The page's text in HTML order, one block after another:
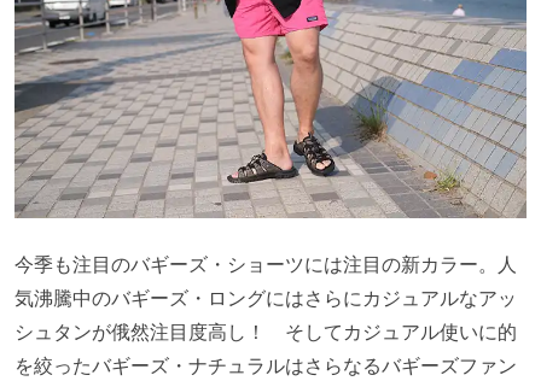
今季も注目のバギーズ・ショーツには注目の新カラー。人
気沸騰中のバギーズ・ロングにはさらにカジュアルなアッ
シュタンが俄然注目度高し！ そしてカジュアル使いに的
を絞ったバギーズ・ナチュラルはさらなるバギーズファン